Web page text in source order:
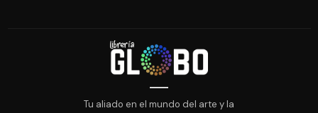
Tu aliado en el mundo del arte y la